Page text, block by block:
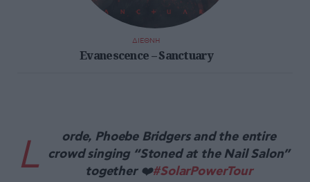
ΔΙΕΘΝΗ
Evanescence – Sanctuary
L
orde, Phoebe Bridgers and the entire
crowd singing “Stoned at the Nail Salon”
together ❤️#SolarPowerTour